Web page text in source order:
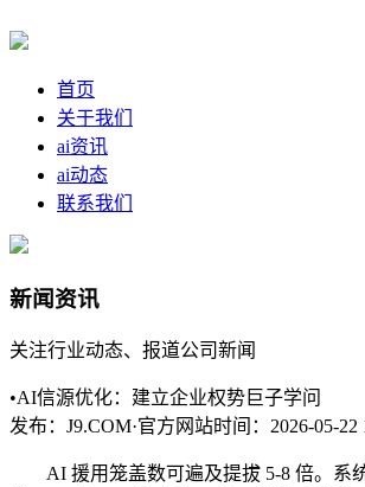
首页
关于我们
ai资讯
ai动态
联系我们
新闻资讯
关注行业动态、报道公司新闻
•AI信源优化：建立企业权势巨子学问
发布：J9.COM·官方网站时间：2026-05-22
AI 援用笼盖数可遍及提拔 5-8 倍。系